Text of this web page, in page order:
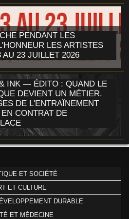
PENDANT LES
LES ARTISTES
AU 23 JUILLET 2026
INK — ÉDITO : QUAND LE
DEVIENT UN MÉTIER.
DE L'ENTRAÎNEMENT
CONTRAT DE
ET SOCIÉTÉ
ET CULTURE
DURABLE
ET MÉDECINE